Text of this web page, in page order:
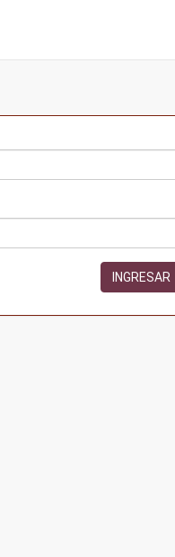
INGRESAR